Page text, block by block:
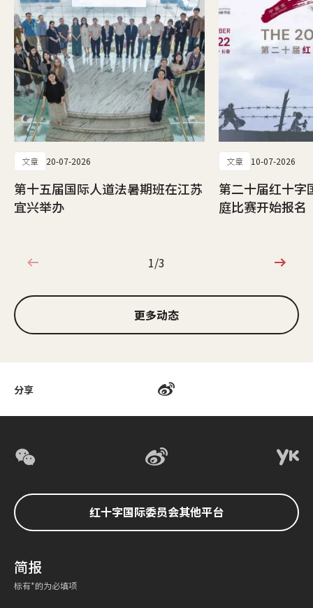
分享
文章 20-07-2026
第十五届国际人道法暑期班在江苏
宜兴举办
文章 10-07-2026
第二十届红十字
庭比赛开始报名
1/3
1/3
更多动态
红十字国际委员会其他平台
简报
标有*的为必填项